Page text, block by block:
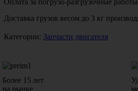
Доставка грузов весом до 3 кг
Категории: Запчасти двигателя
Более 15 лет
на рынке